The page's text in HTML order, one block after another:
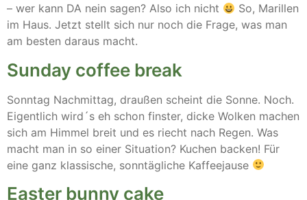
– wer kann DA nein sagen? Also ich nicht
So, Marillen
im Haus. Jetzt stellt sich nur noch die Frage, was man
am besten daraus macht.
Sunday coffee break
Sonntag Nachmittag, draußen scheint die Sonne. Noch.
Eigentlich wird´s eh schon finster, dicke Wolken machen
sich am Himmel breit und es riecht nach Regen. Was
macht man in so einer Situation? Kuchen backen! Für
eine ganz klassische, sonntägliche Kaffeejause
Easter bunny cake